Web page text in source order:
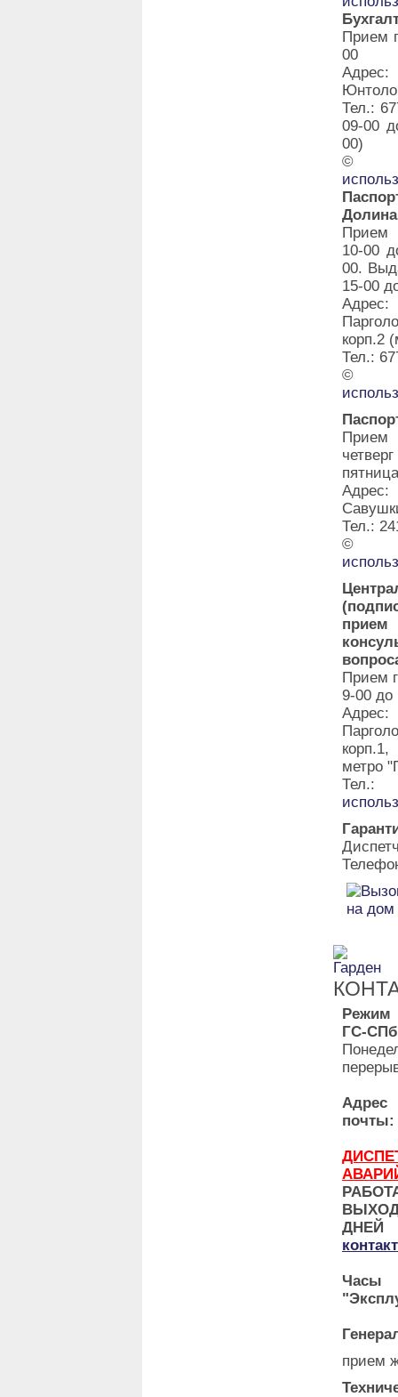
Прием
00
Тел.:
09-00
00)
©
Прием
10-00
00.
15-00
Адрес:
корп.2
Тел.:
©
Прием
Адрес:
Тел.:
©
Прием
9-00 до
Адрес:
метро
Тел.:
Режим
ГС-
почты:
Часы
прием